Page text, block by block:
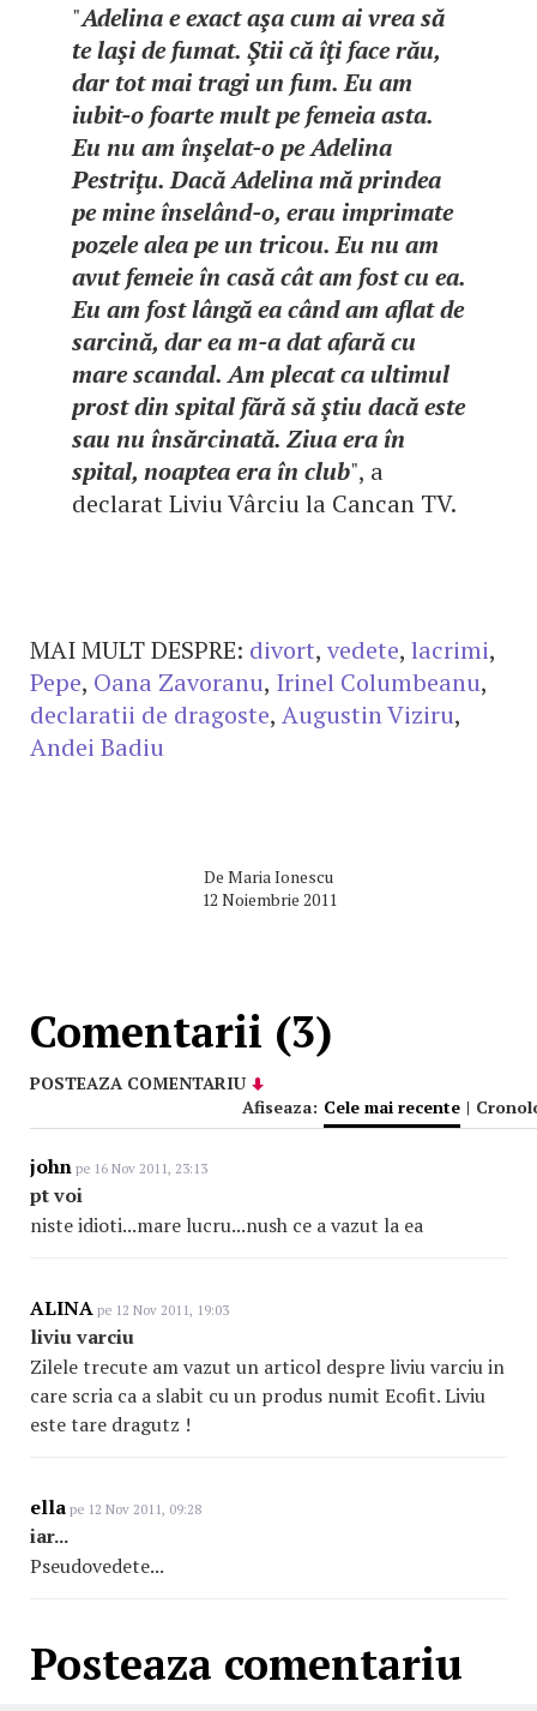
"Adelina e exact aşa cum ai vrea să
te laşi de fumat. Ştii că îţi face rău,
dar tot mai tragi un fum. Eu am
iubit-o foarte mult pe femeia asta.
Eu nu am înşelat-o pe Adelina
Pestriţu. Dacă Adelina mă prindea
pe mine înselând-o, erau imprimate
pozele alea pe un tricou. Eu nu am
avut femeie în casă cât am fost cu ea.
Eu am fost lângă ea când am aflat de
sarcină, dar ea m-a dat afară cu
mare scandal. Am plecat ca ultimul
prost din spital fără să ştiu dacă este
sau nu însărcinată. Ziua era în
spital, noaptea era în club", a
declarat Liviu Vârciu la Cancan TV.
MAI MULT DESPRE: divort, vedete, lacrimi,
Pepe, Oana Zavoranu, Irinel Columbeanu,
declaratii de dragoste, Augustin Viziru,
Andei Badiu
De Maria Ionescu
12 Noiembrie 2011
Comentarii (3)
POSTEAZA COMENTARIU
Afiseaza: Cele mai recente |
john pe 16 Nov 2011, 23:13
pt voi
niste idioti...mare lucru...nush ce a vazut la ea
ALINA pe 12 Nov 2011, 19:03
liviu varciu
Zilele trecute am vazut un articol despre liviu varciu in
care scria ca a slabit cu un produs numit Ecofit. Liviu
este tare dragutz !
ella pe 12 Nov 2011, 09:28
iar...
Pseudovedete...
Posteaza comentariu